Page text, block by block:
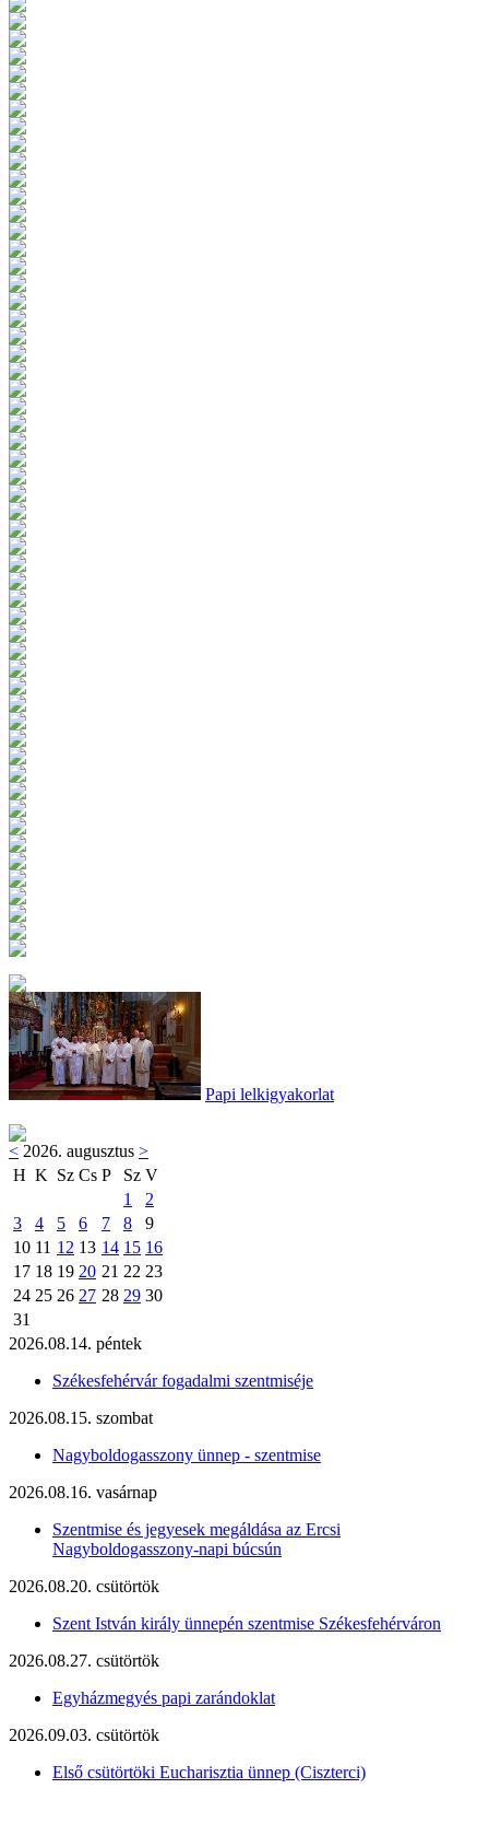
Papi lelkigyakorlat
< 2026. augusztus >
H K Sz Cs P Sz V
1
2
3
4 5 6 7 8
9
10 11 12 13 14 15 16
17 18 19 20 21 22 23
24 25 26 27 28 29 30
31
2026.08.14. péntek
Székesfehérvár fogadalmi szentmiséje
2026.08.15. szombat
Nagyboldogasszony ünnep - szentmise
2026.08.16. vasárnap
Szentmise és jegyesek megáldása az Ercsi
Nagyboldogasszony-napi búcsún
2026.08.20. csütörtök
Szent István király ünnepén szentmise Székesfehérváron
2026.08.27. csütörtök
Egyházmegyés papi zarándoklat
2026.09.03. csütörtök
Első csütörtöki Eucharisztia ünnep (Ciszterci)